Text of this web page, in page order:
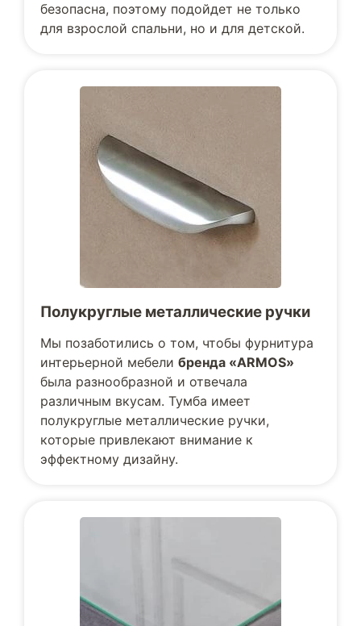
безопасна, поэтому подойдет не только
для взрослой спальни, но и для детской.
Полукруглые металлические ручки
Мы позаботились о том, чтобы фурнитура
интерьерной мебели бренда «ARMOS»
была разнообразной и отвечала
различным вкусам. Тумба имеет
полукруглые металлические ручки,
которые привлекают внимание к
эффектному дизайну.